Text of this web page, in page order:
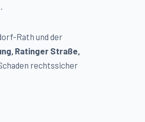
Rath und der
Ratinger Straße,
rechtssicher